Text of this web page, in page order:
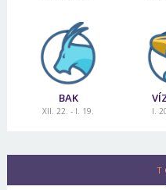
BAK
XII. 22. - I. 19. I.